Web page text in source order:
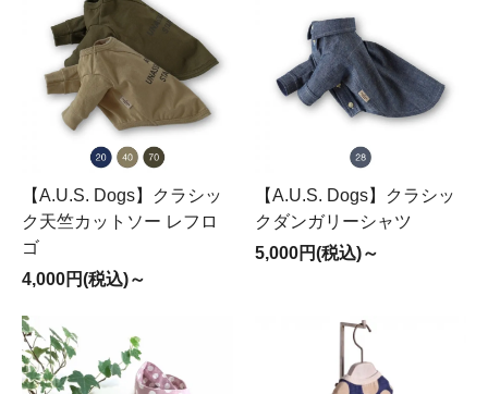
【A.U.S. Dogs】クラシッ
ク天竺カットソー レフロ
ゴ
4,000円(税込)～
【A.U.S. Dogs】クラシッ
クダンガリーシャツ
5,000円(税込)～